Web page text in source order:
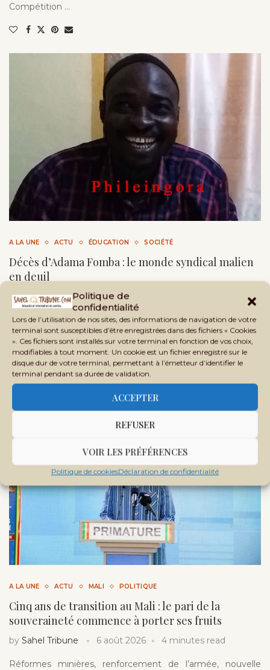
Politique de
confidentialité
Lors de l’utilisation de nos sites, des informations de navigation de votre
terminal sont susceptibles d’être enregistrées dans des fichiers « Cookies
». Ces fichiers sont installés sur votre terminal en fonction de vos choix,
modifiables à tout moment. Un cookie est un fichier enregistré sur le
disque dur de votre terminal, permettant à l’émetteur d’identifier le
terminal pendant sa durée de validation.
ACCEPTER
REFUSER
VOIR LES PRÉFÉRENCES
Politique de cookiesDéclaration de confidentialité
Compétition …
A LA UNE ACTU ÉDUCATION SOCIÉTÉ
Décès d’Adama Fomba : le monde syndical malien
en deuil
bySahel Tribune 6 août 2026
Adama Fomba, ancien secrétaire général du SYPESCO,
ancien porte-parole des syndicats de l’éducation et
membre du CNT, est …
A LA UNE ACTU MALI POLITIQUE
Cinq ans de transition au Mali : le pari de la
souveraineté commence à porter ses fruits
by Sahel Tribune 6 août 2026 4 minutes read
Réformes minières, renforcement de l’armée, nouvelle